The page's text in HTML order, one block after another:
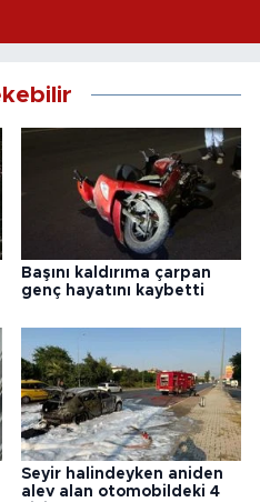
Başını kaldırıma çarpan
genç hayatını kaybetti
Seyir halindeyken aniden
alev alan otomobildeki 4